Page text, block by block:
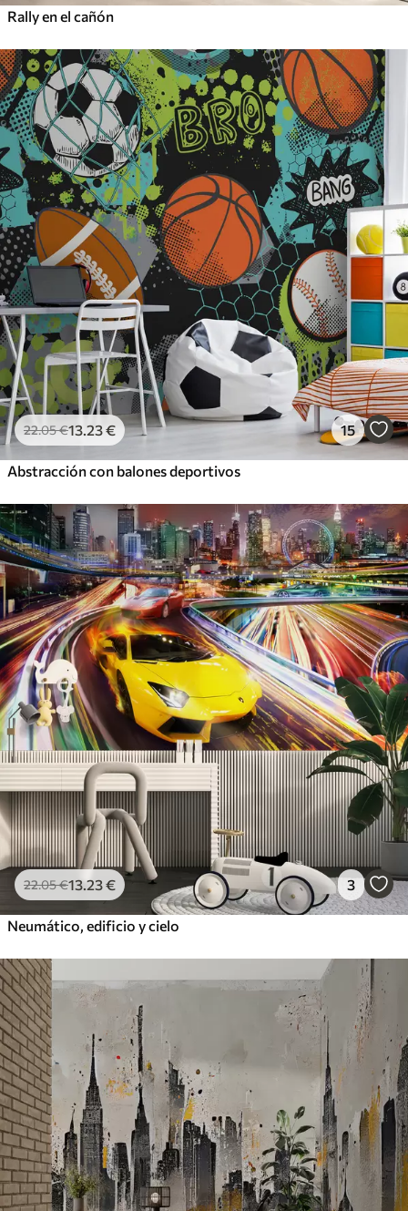
Rally en el cañón
22.05€13 .23€ 15
Abstracción con balones deportivos
22.05€13.23€ 3
Neumático, edificio y cielo